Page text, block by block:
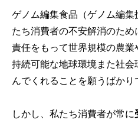
ゲノム編集食品（ゲノム編
たち消費者の不安解消のため
責任をもって世界規模の農業
持続可能な地球環境また社
んでくれることを願うばかり
しかし、私たち消費者が常に